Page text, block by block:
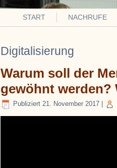
START NACHRUFE
Digitalisierung
Warum soll der
gewöhnt werden?
Publiziert 21. November 2017